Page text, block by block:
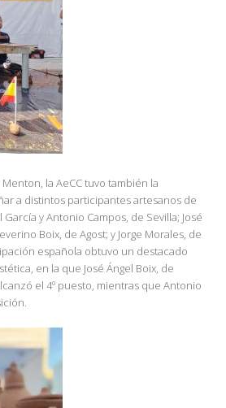
la AeCC tuvo también la
a distintos participantes artesanos de
y Antonio Campos, de Sevilla; José
Boix, de Agost; y Jorge Morales, de
española obtuvo un destacado
en la que José Ángel Boix, de
el 4º puesto, mientras que Antonio